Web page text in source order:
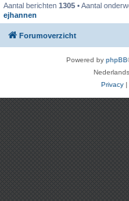
Aantal berichten 1305 • Aantal
ejhannen
Forumoverzicht
Powered by phpBB
Privacy |